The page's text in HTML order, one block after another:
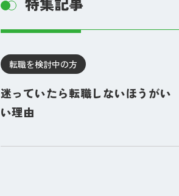
転職を検討中の方
迷っていたら転職しないほうがい
い理由